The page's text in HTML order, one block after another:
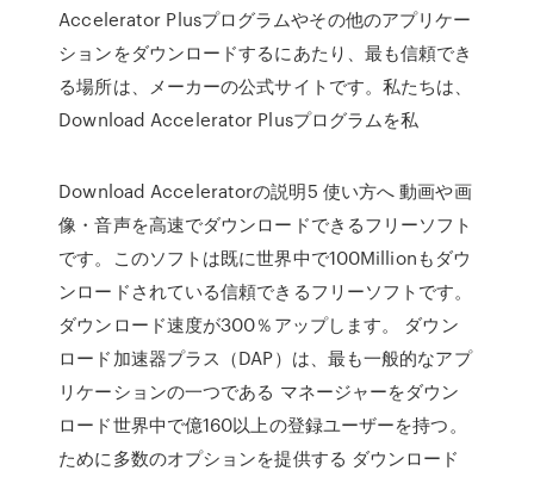
Accelerator Plusプログラムやその他のアプリケー
ションをダウンロードするにあたり、最も信頼でき
る場所は、メーカーの公式サイトです。私たちは、
Download Accelerator Plusプログラムを私
Download Acceleratorの説明5 使い方へ 動画や画
像・音声を高速でダウンロードできるフリーソフト
です。このソフトは既に世界中で100Millionもダウ
ンロードされている信頼できるフリーソフトです。
ダウンロード速度が300％アップします。 ダウン
ロード加速器プラス（DAP）は、最も一般的なアプ
リケーションの一つである マネージャーをダウン
ロード世界中で億160以上の登録ユーザーを持つ。
ために多数のオプションを提供する ダウンロード